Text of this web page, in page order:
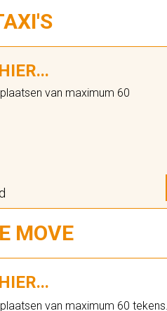
van maximum 60
MOVE
van maximum 60 tekens.